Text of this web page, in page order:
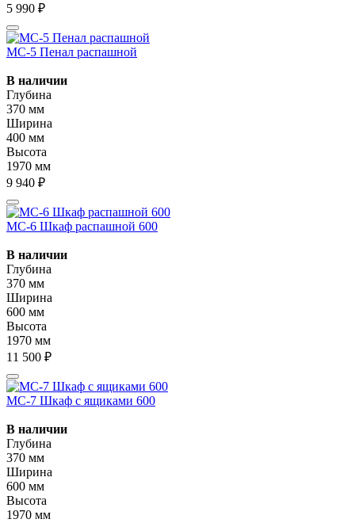
5 990 ₽
МС-5 Пенал распашной
В наличии
Глубина
370 мм
Ширина
400 мм
Высота
1970 мм
9 940 ₽
МС-6 Шкаф распашной 600
В наличии
Глубина
370 мм
Ширина
600 мм
Высота
1970 мм
11 500 ₽
МС-7 Шкаф с ящиками 600
В наличии
Глубина
370 мм
Ширина
600 мм
Высота
1970 мм